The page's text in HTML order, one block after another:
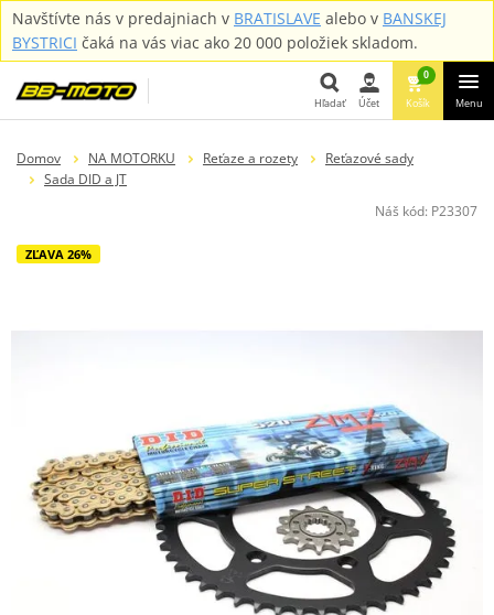
Navštívte nás v predajniach v BRATISLAVE alebo v BANSKEJ
BYSTRICI čaká na vás viac ako 20 000 položiek skladom.
Hľadať
Hľadať Účet
0
Košík Menu
Domov NA MOTORKU Reťaze a rozety
Reťazové sady
Sada DID a JT
Náš kód: P23307
ZĽAVA 26%